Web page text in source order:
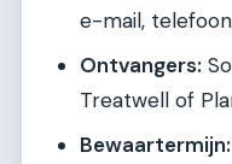
e-mail,
Ontvangers:
Treatwell of
Bewaartermijn: